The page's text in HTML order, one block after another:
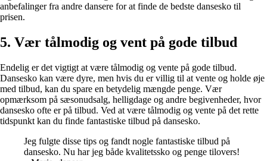
anbefalinger fra andre dansere for at finde de bedste dansesko til
prisen.
5. Vær tålmodig og vent på gode tilbud
Endelig er det vigtigt at være tålmodig og vente på gode tilbud.
Dansesko kan være dyre, men hvis du er villig til at vente og holde øje
med tilbud, kan du spare en betydelig mængde penge. Vær
opmærksom på sæsonudsalg, helligdage og andre begivenheder, hvor
dansesko ofte er på tilbud. Ved at være tålmodig og vente på det rette
tidspunkt kan du finde fantastiske tilbud på dansesko.
Jeg fulgte disse tips og fandt nogle fantastiske tilbud på
dansesko. Nu har jeg både kvalitetssko og penge tilovers!